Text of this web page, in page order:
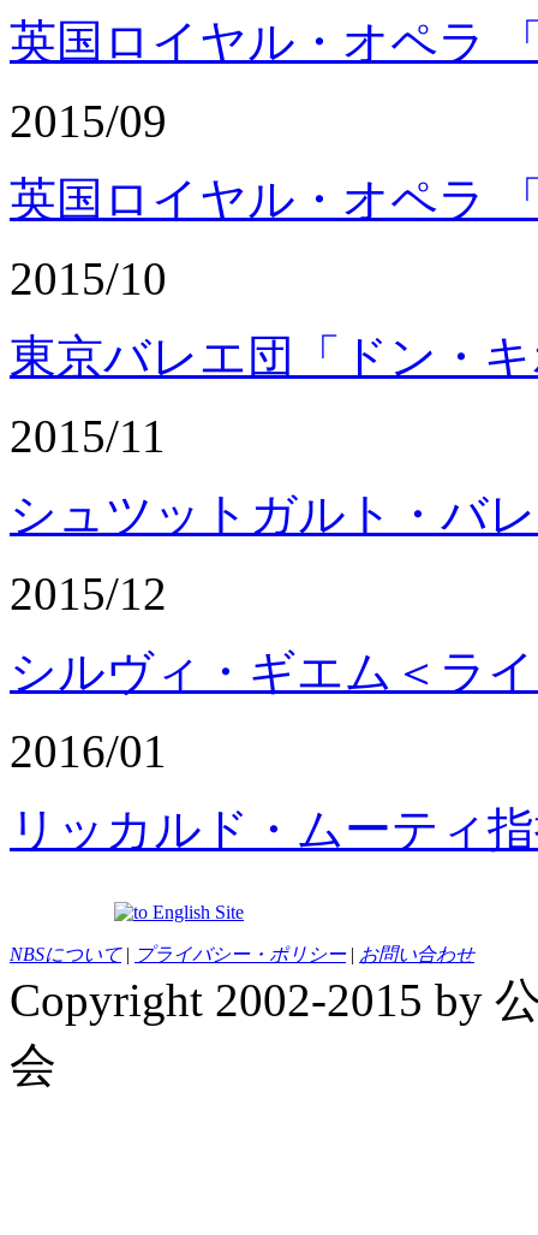
英国ロイヤル・オペラ
2015/09
英国ロイヤル・オペラ
2015/10
東京バレエ団「ドン・
2015/11
シュツットガルト・バ
2015/12
シルヴィ・ギエム＜ラ
2016/01
リッカルド・ムーティ
NBSについて| プライバシー・ポリシー| お問い合わせ
Copyright 2002-2015 by
会